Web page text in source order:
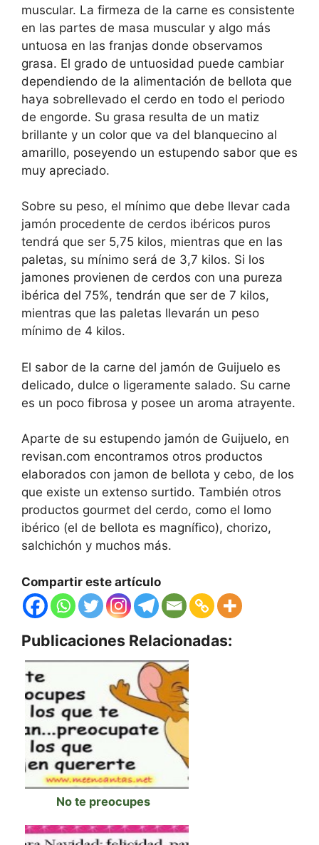
muscular. La firmeza de la carne es consistente
en las partes de masa muscular y algo más
untuosa en las franjas donde observamos
grasa. El grado de untuosidad puede cambiar
dependiendo de la alimentación de bellota que
haya sobrellevado el cerdo en todo el periodo
de engorde. Su grasa resulta de un matiz
brillante y un color que va del blanquecino al
amarillo, poseyendo un estupendo sabor que es
muy apreciado.
Sobre su peso, el mínimo que debe llevar cada
jamón procedente de cerdos ibéricos puros
tendrá que ser 5,75 kilos, mientras que en las
paletas, su mínimo será de 3,7 kilos. Si los
jamones provienen de cerdos con una pureza
ibérica del 75%, tendrán que ser de 7 kilos,
mientras que las paletas llevarán un peso
mínimo de 4 kilos.
El sabor de la carne del jamón de Guijuelo es
delicado, dulce o ligeramente salado. Su carne
es un poco fibrosa y posee un aroma atrayente.
Aparte de su estupendo jamón de Guijuelo, en
revisan.com encontramos otros productos
elaborados con jamon de bellota y cebo, de los
que existe un extenso surtido. También otros
productos gourmet del cerdo, como el lomo
ibérico (el de bellota es magnífico), chorizo,
salchichón y muchos más.
Compartir este artículo
Publicaciones Relacionadas:
No te preocupes